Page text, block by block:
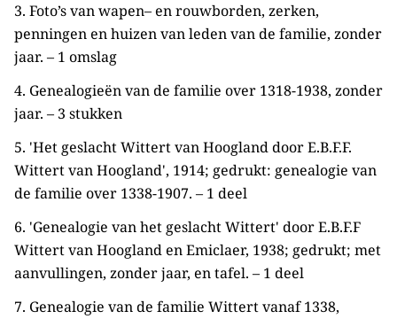
3. Foto’s van wapen– en rouwborden, zerken,
penningen en huizen van leden van de familie, zonder
jaar. – 1 omslag
4. Genealogieën van de familie over 1318-1938, zonder
jaar. – 3 stukken
5. 'Het geslacht Wittert van Hoogland door E.B.F.F.
Wittert van Hoogland', 1914; gedrukt: genealogie van
de familie over 1338-1907. – 1 deel
6. 'Genealogie van het geslacht Wittert' door E.B.F.F
Wittert van Hoogland en Emiclaer, 1938; gedrukt; met
aanvullingen, zonder jaar, en tafel. – 1 deel
7. Genealogie van de familie Wittert vanaf 1338,